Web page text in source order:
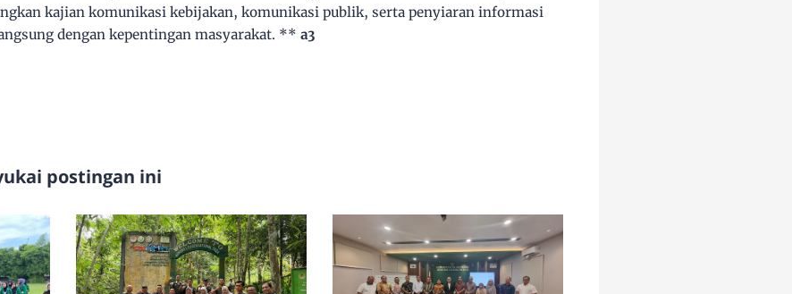
kajian komunikasi kebijakan, komunikasi publik, serta penyiaran informasi
dengan kepentingan masyarakat. ** a3
postingan ini